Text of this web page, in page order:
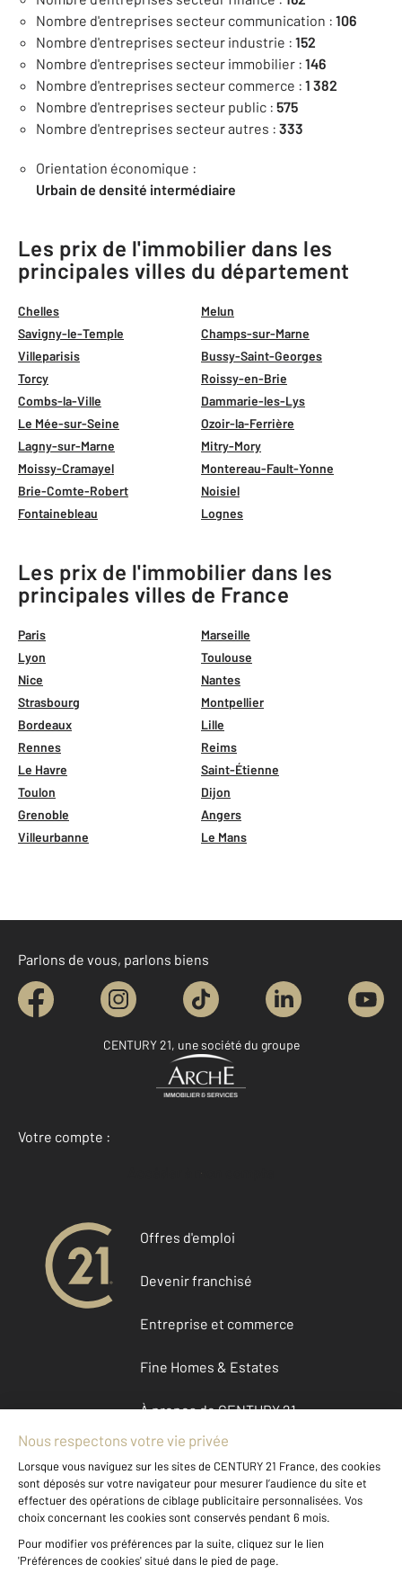
Nombre d'entreprises secteur communication : 106
Nombre d'entreprises secteur industrie : 152
Nombre d'entreprises secteur immobilier : 146
Nombre d'entreprises secteur commerce : 1 382
Nombre d'entreprises secteur public : 575
Nombre d'entreprises secteur autres : 333
Orientation économique :
Urbain de densité intermédiaire
Les prix de l'immobilier dans les
principales villes du département
Chelles
Melun
Savigny-le-Temple
Champs-sur-Marne
Villeparisis
Bussy-Saint-Georges
Torcy
Roissy-en-Brie
Combs-la-Ville
Dammarie-les-Lys
Le Mée-sur-Seine
Ozoir-la-Ferrière
Lagny-sur-Marne
Mitry-Mory
Moissy-Cramayel
Montereau-Fault-Yonne
Brie-Comte-Robert
Noisiel
Fontainebleau
Lognes
Les prix de l'immobilier dans les
principales villes de France
Paris
Marseille
Lyon
Toulouse
Nice
Nantes
Strasbourg
Montpellier
Bordeaux
Lille
Rennes
Reims
Le Havre
Saint-Étienne
Toulon
Dijon
Grenoble
Angers
Villeurbanne
Le Mans
Parlons de vous, parlons biens
CENTURY 21, une société du groupe
Votre compte :
Accéder à mon compte
Offres d'emploi
Devenir franchisé
Entreprise et commerce
Fine Homes & Estates
À propos de CENTURY 21
International
Nous contacter